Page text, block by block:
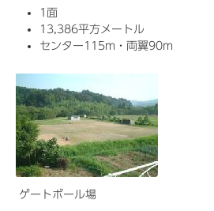
1面
13,386平方メートル
センター115m・両翼90m
ゲートボール場